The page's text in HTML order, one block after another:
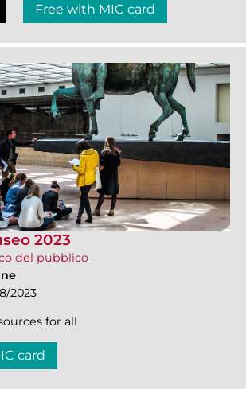
Free with MIC card
2023
del pubblico
2023
for all
card